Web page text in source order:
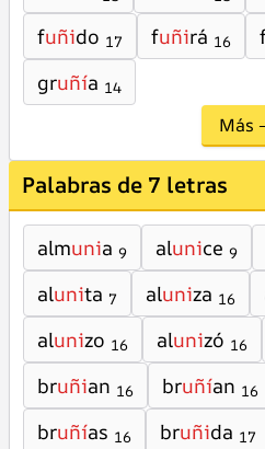
fuñido 17 fuñirá 16
gruñía 14
Más
Palabras de 7 letras
almunia 9 alunice 9
alunita 7 aluniza 16
alunizo 16 alunizó 16
bruñian 16 bruñían 16
bruñías 16 bruñida 17